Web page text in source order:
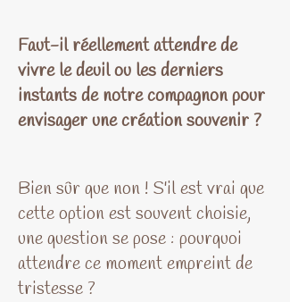
Faut-il réellement attendre de
vivre le deuil ou les derniers
instants de notre compagnon pour
envisager une création souvenir ?
Bien sûr que non ! S'il est vrai que
cette option est souvent choisie,
une question se pose : pourquoi
attendre ce moment empreint de
tristesse ?